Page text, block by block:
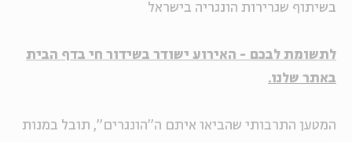
בשיתוף שגרירות הונגריה בישראל
לתשומת לבכם - האירוע ישודר בשידור חי בדף הבית
באתר שלנו.
המטען התרבותי שהביאו איתם ה"הונגרים", תובל במנות